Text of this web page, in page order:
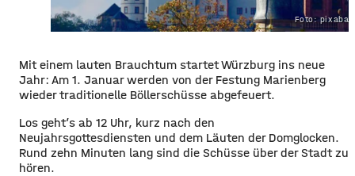
Foto:
Mit einem lauten Brauchtum startet Würzburg ins neue
Jahr: Am 1. Januar werden von der Festung Marienberg
wieder traditionelle Böllerschüsse abgefeuert.
Los geht’s ab 12 Uhr, kurz nach den
Neujahrsgottesdiensten und dem Läuten der Domglocken.
Rund zehn Minuten lang sind die Schüsse über der Stadt zu
hören.